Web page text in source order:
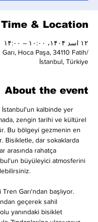
Time & Location
۱۲ اسد ۱۴۰۴، ۱۰:۰۰ – ۱۴:۰۰
Hoca Paşa, 34110 Fatih/
İstanbul, Türkiye
About the event
İstanbul'un kalbinde yer
zengin tarihi ve kültürel
Bu bölgeyi gezmenin en
Bisikletle, dar sokaklarda
arasında rahatça
büyüleyici atmosferini
Garı'ndan başlıyor.
geçerek sahil
yanındaki bisiklet